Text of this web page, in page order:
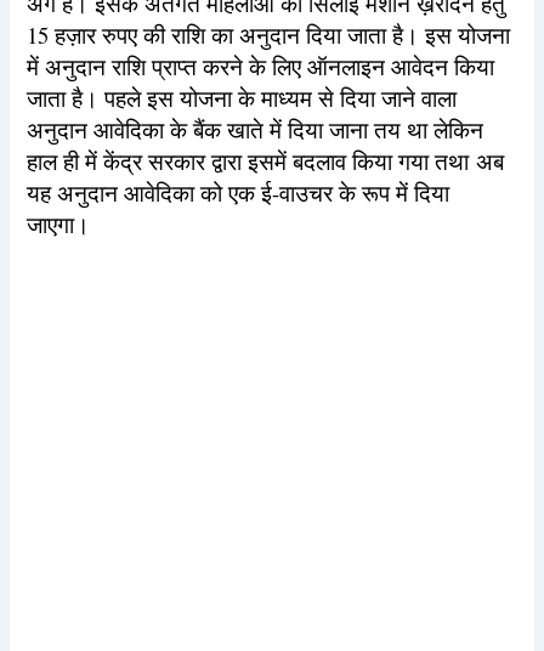
15 हज़ार रुपए की राशि का अनुदान दिया जाता है। इस योजना
में अनुदान राशि प्राप्त करने के लिए ऑनलाइन आवेदन किया
जाता है। पहले इस योजना के माध्यम से दिया जाने वाला
अनुदान आवेदिका के बैंक खाते में दिया जाना तय था लेकिन
हाल ही में केंद्र सरकार द्वारा इसमें बदलाव किया गया तथा अब
यह अनुदान आवेदिका को एक ई-वाउचर के रूप में दिया
जाएगा।